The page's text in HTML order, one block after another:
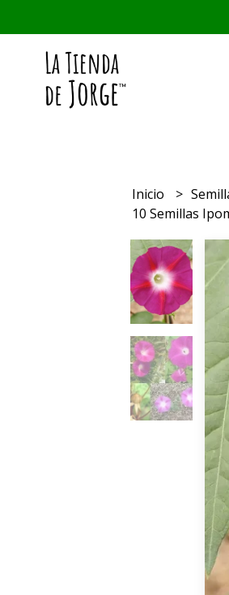
Inicio
10 Semillas